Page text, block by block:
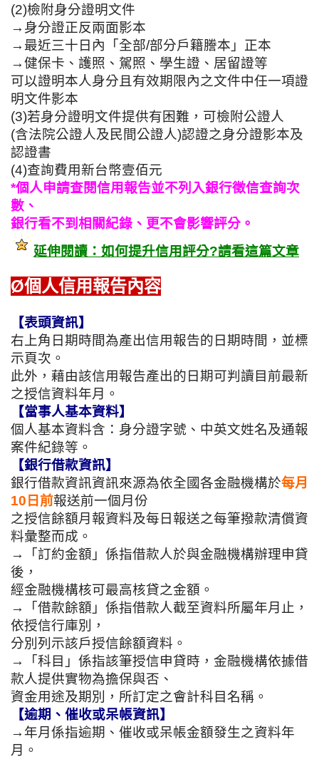
(2)檢附身分證明文件
→身分證正反兩面影本
→最近三十日內「全部/部分戶籍謄本」正本
→健保卡、護照、駕照、學生證、居留證等
可以證明本人身分且有效期限內之文件中任一項證
明文件影本
(3)若身分證明文件提供有困難，可檢附公證人
(含法院公證人及民間公證人)認證之身分證影本及
認證書
(4)查詢費用新台幣壹佰元
*個人申請查閱信用報告並不列入銀行徵信查詢次
數、
銀行看不到相關紀錄、更不會影響評分。
延伸閱讀：如何提升信用評分?請看這篇文章
Ø個人信用報告內容
【表頭資訊】
右上角日期時間為產出信用報告的日期時間，並標
示頁次。
此外，藉由該信用報告產出的日期可判讀目前最新
之授信資料年月。
【當事人基本資料】
個人基本資料含：身分證字號、中英文姓名及通報
案件紀錄等。
【銀行借款資訊】
銀行借款資訊資訊來源為依全國各金融機構於每月
10日前報送前一個月份
之授信餘額月報資料及每日報送之每筆撥款清償資
料彙整而成。
→「訂約金額」係指借款人於與金融機構辦理申貸
後，
經金融機構核可最高核貸之金額。
→「借款餘額」係指借款人截至資料所屬年月止，
依授信行庫別，
分別列示該戶授信餘額資料。
→「科目」係指該筆授信申貸時，金融機構依據借
款人提供實物為擔保與否、
資金用途及期別，所訂定之會計科目名稱。
【逾期、催收或呆帳資訊】
→年月係指逾期、催收或呆帳金額發生之資料年
月。